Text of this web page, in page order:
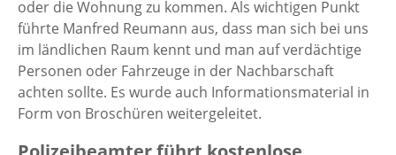
oder die Wohnung zu kommen. Als wichtigen Punkt
führte Manfred Reumann aus, dass man sich bei uns
im ländlichen Raum kennt und man auf verdächtige
Personen oder Fahrzeuge in der Nachbarschaft
achten sollte. Es wurde auch Informationsmaterial in
Form von Broschüren weitergeleitet.